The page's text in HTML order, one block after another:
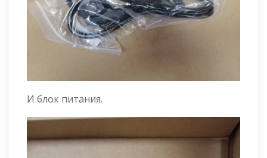
И блок питания.